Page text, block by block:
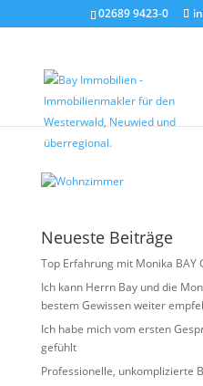
02689 9423-0
Wohnzimmer
vonChristian Bay|Juni 9,
Neueste Beiträge
Top Erfahrung mit Monika BAY
Ich kann Herrn Bay und die
bestem Gewissen weiter
Ich habe mich vom ersten
gefühlt
Professionelle, unkomplizierte